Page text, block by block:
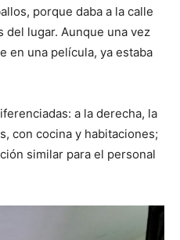
porque daba a la calle
del lugar. Aunque una vez
en una película, ya estaba
a la derecha, la
con cocina y habitaciones;
similar para el personal